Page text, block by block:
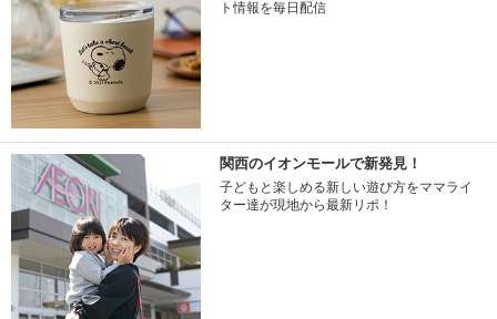
ト情報を毎日配信
関西のイオンモールで新発見！
子どもと楽しめる新しい遊び方をママライ
ター達が現地から最新リポ！